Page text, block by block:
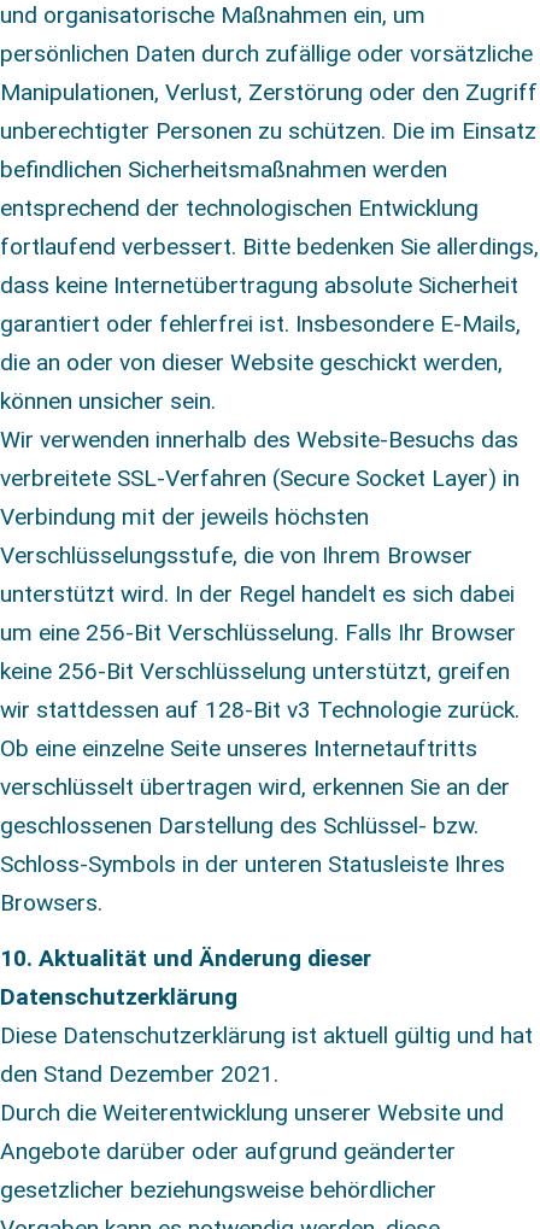
und organisatorische Maßnahmen ein, um
persönlichen Daten durch zufällige oder vorsätzliche
Manipulationen, Verlust, Zerstörung oder den Zugriff
unberechtigter Personen zu schützen. Die im Einsatz
befindlichen Sicherheitsmaßnahmen werden
entsprechend der technologischen Entwicklung
fortlaufend verbessert. Bitte bedenken Sie allerdings,
dass keine Internetübertragung absolute Sicherheit
garantiert oder fehlerfrei ist. Insbesondere E-Mails,
die an oder von dieser Website geschickt werden,
können unsicher sein.
Wir verwenden innerhalb des Website-Besuchs das
verbreitete SSL-Verfahren (Secure Socket Layer) in
Verbindung mit der jeweils höchsten
Verschlüsselungsstufe, die von Ihrem Browser
unterstützt wird. In der Regel handelt es sich dabei
um eine 256-Bit Verschlüsselung. Falls Ihr Browser
keine 256-Bit Verschlüsselung unterstützt, greifen
wir stattdessen auf 128-Bit v3 Technologie zurück.
Ob eine einzelne Seite unseres Internetauftritts
verschlüsselt übertragen wird, erkennen Sie an der
geschlossenen Darstellung des Schlüssel- bzw.
Schloss-Symbols in der unteren Statusleiste Ihres
Browsers.
10. Aktualität und Änderung dieser
Datenschutzerklärung
Diese Datenschutzerklärung ist aktuell gültig und hat
den Stand Dezember 2021.
Durch die Weiterentwicklung unserer Website und
Angebote darüber oder aufgrund geänderter
gesetzlicher beziehungsweise behördlicher